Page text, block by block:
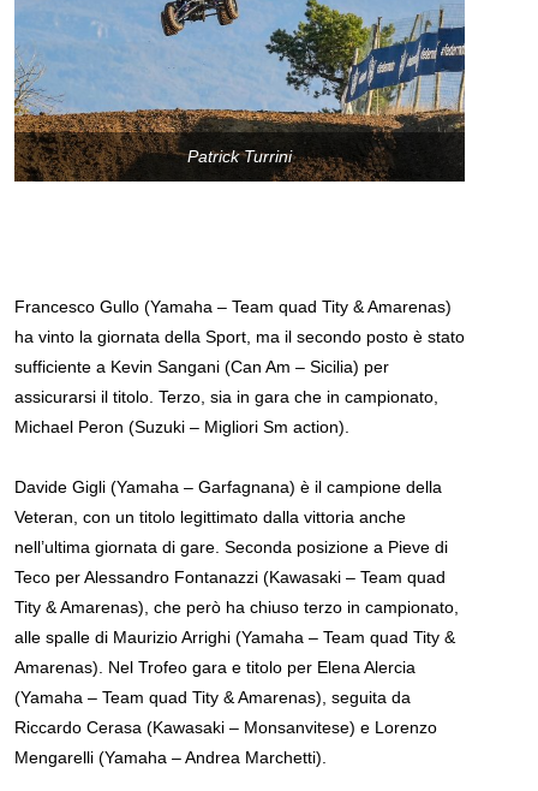
Patrick Turrini
Francesco Gullo (Yamaha – Team quad Tity & Amarenas)
ha vinto la giornata della Sport, ma il secondo posto è stato
sufficiente a Kevin Sangani (Can Am – Sicilia) per
assicurarsi il titolo. Terzo, sia in gara che in campionato,
Michael Peron (Suzuki – Migliori Sm action).
Davide Gigli (Yamaha – Garfagnana) è il campione della
Veteran, con un titolo legittimato dalla vittoria anche
nell’ultima giornata di gare. Seconda posizione a Pieve di
Teco per Alessandro Fontanazzi (Kawasaki – Team quad
Tity & Amarenas), che però ha chiuso terzo in campionato,
alle spalle di Maurizio Arrighi (Yamaha – Team quad Tity &
Amarenas). Nel Trofeo gara e titolo per Elena Alercia
(Yamaha – Team quad Tity & Amarenas), seguita da
Riccardo Cerasa (Kawasaki – Monsanvitese) e Lorenzo
Mengarelli (Yamaha – Andrea Marchetti).